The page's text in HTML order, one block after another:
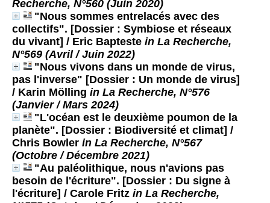
Recherche, N°560 (Juin 2020)
"Nous sommes entrelacés avec des
collectifs". [Dossier : Symbiose et réseaux
du vivant] / Eric Bapteste in La Recherche,
N°569 (Avril / Juin 2022)
"Nous vivons dans un monde de virus,
pas l'inverse" [Dossier : Un monde de virus]
/ Karin Mölling in La Recherche, N°576
(Janvier / Mars 2024)
"L'océan est le deuxième poumon de la
planète". [Dossier : Biodiversité et climat] /
Chris Bowler in La Recherche, N°567
(Octobre / Décembre 2021)
"Au paléolithique, nous n'avions pas
besoin de l'écriture". [Dossier : Du signe à
l'écriture] / Carole Fritz in La Recherche,